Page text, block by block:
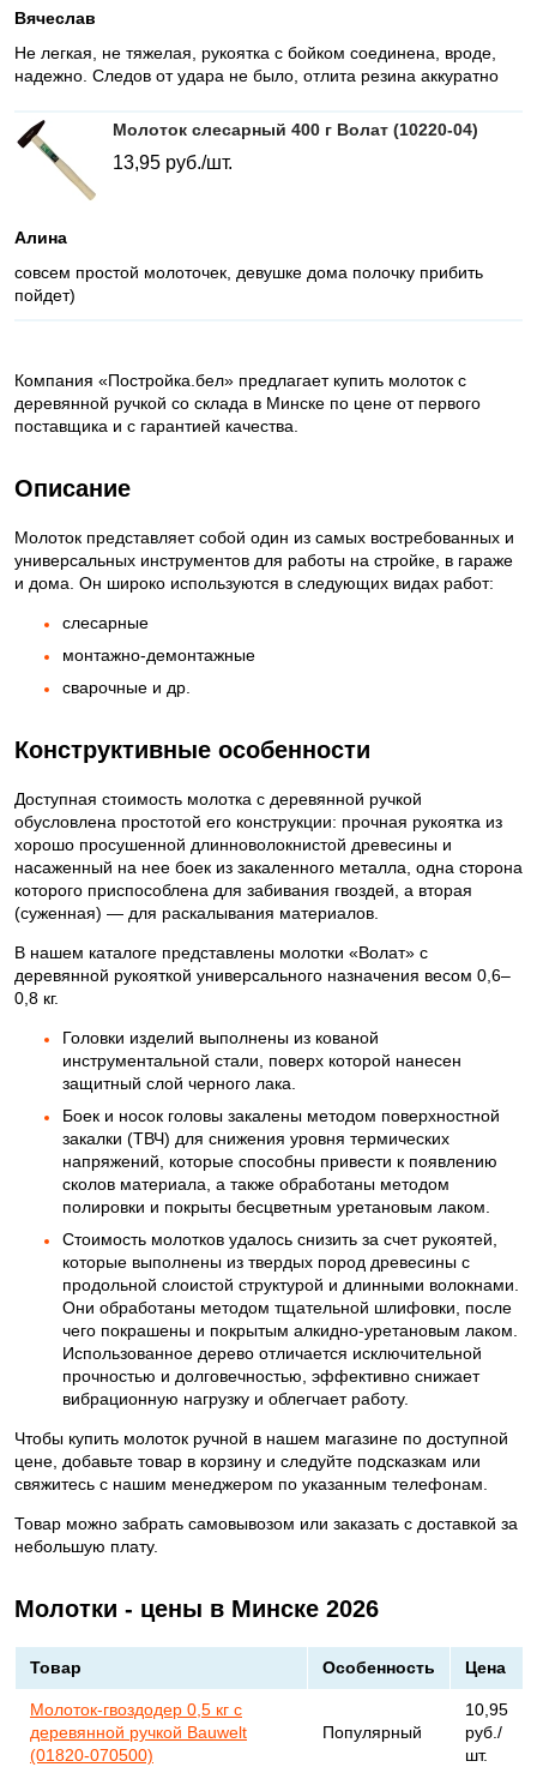
Вячеслав
Не легкая, не тяжелая, рукоятка с бойком соединена, вроде,
надежно. Следов от удара не было, отлита резина аккуратно
Молоток слесарный 400 г Волат (10220-04)
13,95 руб./шт.
Алина
совсем простой молоточек, девушке дома полочку прибить
пойдет)
Компания «Постройка.бел» предлагает купить молоток с
деревянной ручкой со склада в Минске по цене от первого
поставщика и с гарантией качества.
Описание
Молоток представляет собой один из самых востребованных и
универсальных инструментов для работы на стройке, в гараже
и дома. Он широко используются в следующих видах работ:
слесарные
монтажно-демонтажные
сварочные и др.
Конструктивные особенности
Доступная стоимость молотка с деревянной ручкой
обусловлена простотой его конструкции: прочная рукоятка из
хорошо просушенной длинноволокнистой древесины и
насаженный на нее боек из закаленного металла, одна сторона
которого приспособлена для забивания гвоздей, а вторая
(суженная) — для раскалывания материалов.
В нашем каталоге представлены молотки «Волат» с
деревянной рукояткой универсального назначения весом 0,6–
0,8 кг.
Головки изделий выполнены из кованой
инструментальной стали, поверх которой нанесен
защитный слой черного лака.
Боек и носок головы закалены методом поверхностной
закалки (ТВЧ) для снижения уровня термических
напряжений, которые способны привести к появлению
сколов материала, а также обработаны методом
полировки и покрыты бесцветным уретановым лаком.
Стоимость молотков удалось снизить за счет рукоятей,
которые выполнены из твердых пород древесины с
продольной слоистой структурой и длинными волокнами.
Они обработаны методом тщательной шлифовки, после
чего покрашены и покрытым алкидно-уретановым лаком.
Использованное дерево отличается исключительной
прочностью и долговечностью, эффективно снижает
вибрационную нагрузку и облегчает работу.
Чтобы купить молоток ручной в нашем магазине по доступной
цене, добавьте товар в корзину и следуйте подсказкам или
свяжитесь с нашим менеджером по указанным телефонам.
Товар можно забрать самовывозом или заказать с доставкой за
небольшую плату.
Молотки - цены в Минске 2026
Товар Особенность Цена
Молоток-гвоздодер 0,5 кг с
деревянной ручкой Bauwelt
(01820-070500)
Популярный
10,95
руб./
шт.